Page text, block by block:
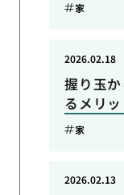
家
握り玉
るメリッ
2026.02.18
家
2026.02.13